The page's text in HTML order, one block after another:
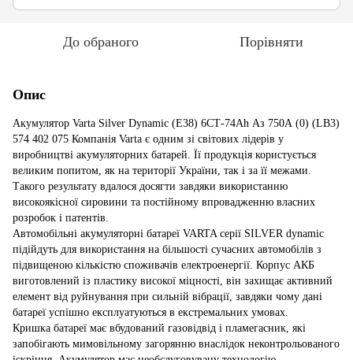
До обраного Порівняти
Опис
Акумулятор Varta Silver Dynamic (E38) 6СТ-74Ah Аз 750А (0) (LB3)
574 402 075 Компанія Varta є одним зі світових лідерів у
виробництві акумуляторних батарей. Її продукція користується
великим попитом, як на території України, так і за її межами.
Такого результату вдалося досягти завдяки використанню
високоякісної сировини та постійному впровадженню власних
розробок і патентів.
Автомобільні акумуляторні батареї VARTA серії SILVER dynamic
підійдуть для використання на більшості сучасних автомобілів з
підвищеною кількістю споживачів електроенергії. Корпус АКБ
виготовлений із пластику високої міцності, він захищає активний
елемент від руйнування при сильній вібрації, завдяки чому дані
батареї успішно експлуатуються в екстремальних умовах.
Кришка батареї має вбудований газовідвід і пламегасник, які
запобігають мимовільному загорянню внаслідок неконтрольованого